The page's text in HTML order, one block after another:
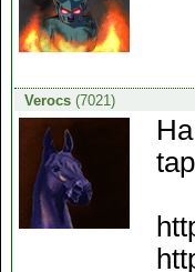
Verocs(7021)